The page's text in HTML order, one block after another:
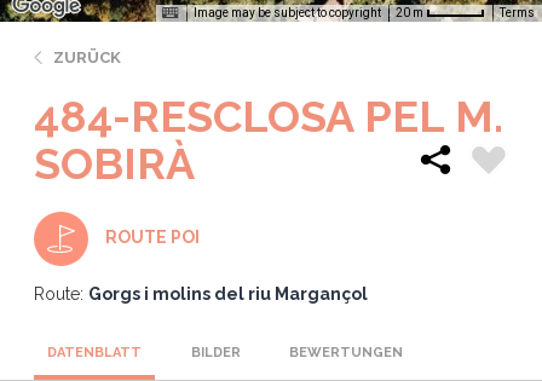
Image may be subject to copyright 20 m Terms
ZURÜCK
484-RESCLOSA PEL M.
SOBIRÀ
ROUTE POI
Route: Gorgs i molins del riu Margançol
DATENBLATT BILDER BEWERTUNGEN